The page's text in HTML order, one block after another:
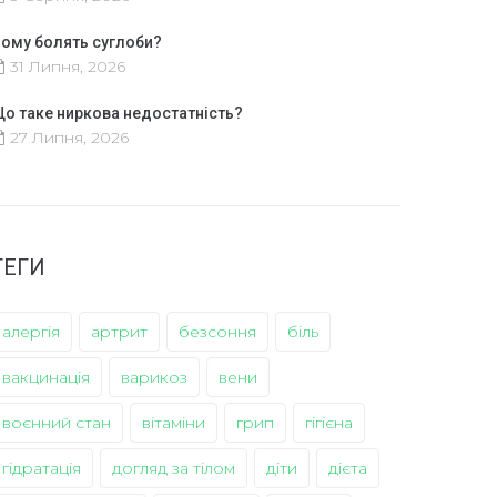
болять суглоби?
31 Липня, 2026
таке ниркова недостатність?
27 Липня, 2026
алергія артрит безсоння біль
вакцинація варикоз вени
воєнний стан вітаміни грип гігієна
гідратація догляд за тілом діти дієта